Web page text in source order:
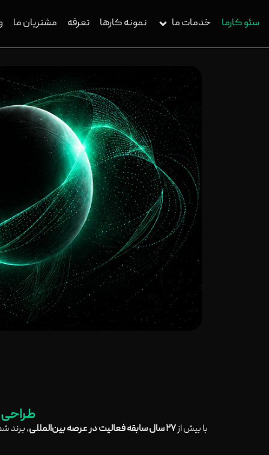
سئو کارما خدمات ما نمونه کارها تعرفه مشتریان ما
با بیش از۲۷ سال سابقه فعالیت در عرصه بین‌المللی ، برند